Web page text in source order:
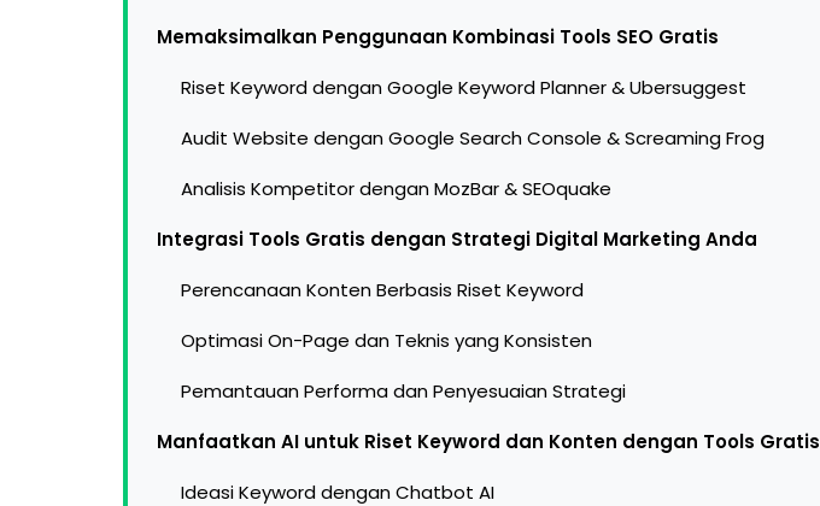
Memaksimalkan Penggunaan Kombinasi Tools SEO Gratis
Riset Keyword dengan Google Keyword Planner & Ubersuggest
Audit Website dengan Google Search Console & Screaming Frog
Analisis Kompetitor dengan MozBar & SEOquake
Integrasi Tools Gratis dengan Strategi Digital Marketing Anda
Perencanaan Konten Berbasis Riset Keyword
Optimasi On-Page dan Teknis yang Konsisten
Pemantauan Performa dan Penyesuaian Strategi
Manfaatkan AI untuk Riset Keyword dan Konten dengan Tools Gratis
Ideasi Keyword dengan Chatbot AI